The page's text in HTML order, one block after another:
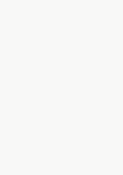
Нехай
турботою
Найрідніша
тобі